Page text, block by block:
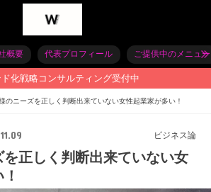
概要 代表プロフィール ご提供中のメニュー
化戦略コンサルティング受付中
のニーズを正しく判断出来ていない女性起業家が多い！
ビジネス論
正しく判断出来ていない女